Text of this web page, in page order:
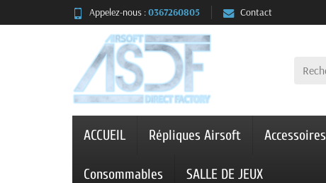
Appelez-nous :0367260805 Contact
ACCUEIL Répliques Airsoft Accessoires
Consommables SALLE DE JEUX